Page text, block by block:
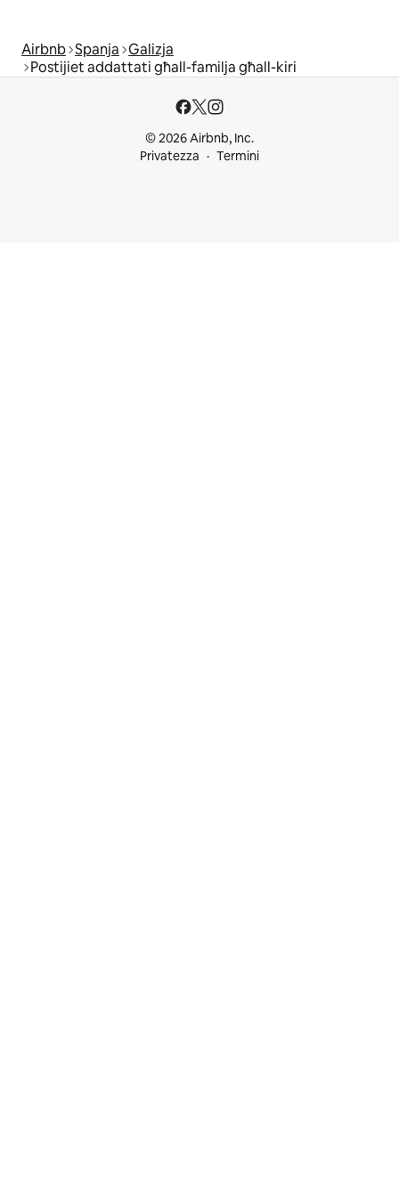
Airbnb Spanja Galizja
Postijiet addattati għall-familja għall-kiri
© 2026 Airbnb, Inc.
Privatezza
Termini